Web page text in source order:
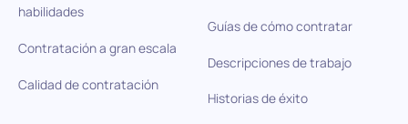
habilidades
Contratación a gran escala
Calidad de contratación
Guías de cómo contratar
Descripciones de trabajo
Historias de éxito